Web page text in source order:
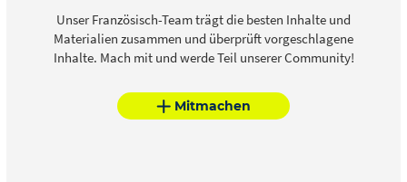
Unser Französisch-Team trägt die besten Inhalte und
Materialien zusammen und überprüft vorgeschlagene
Inhalte. Mach mit und werde Teil unserer Community!
Mitmachen